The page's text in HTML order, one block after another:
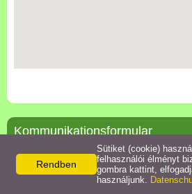
Kommunikationsformular
Bitte, geben Sie Ihre Daten richtig an,
können!
* Die hervorgehobenen Felder müssen
Rendben
Sütiket (cookie)
felhasználói élményt
gombra kattint,
használjunk.